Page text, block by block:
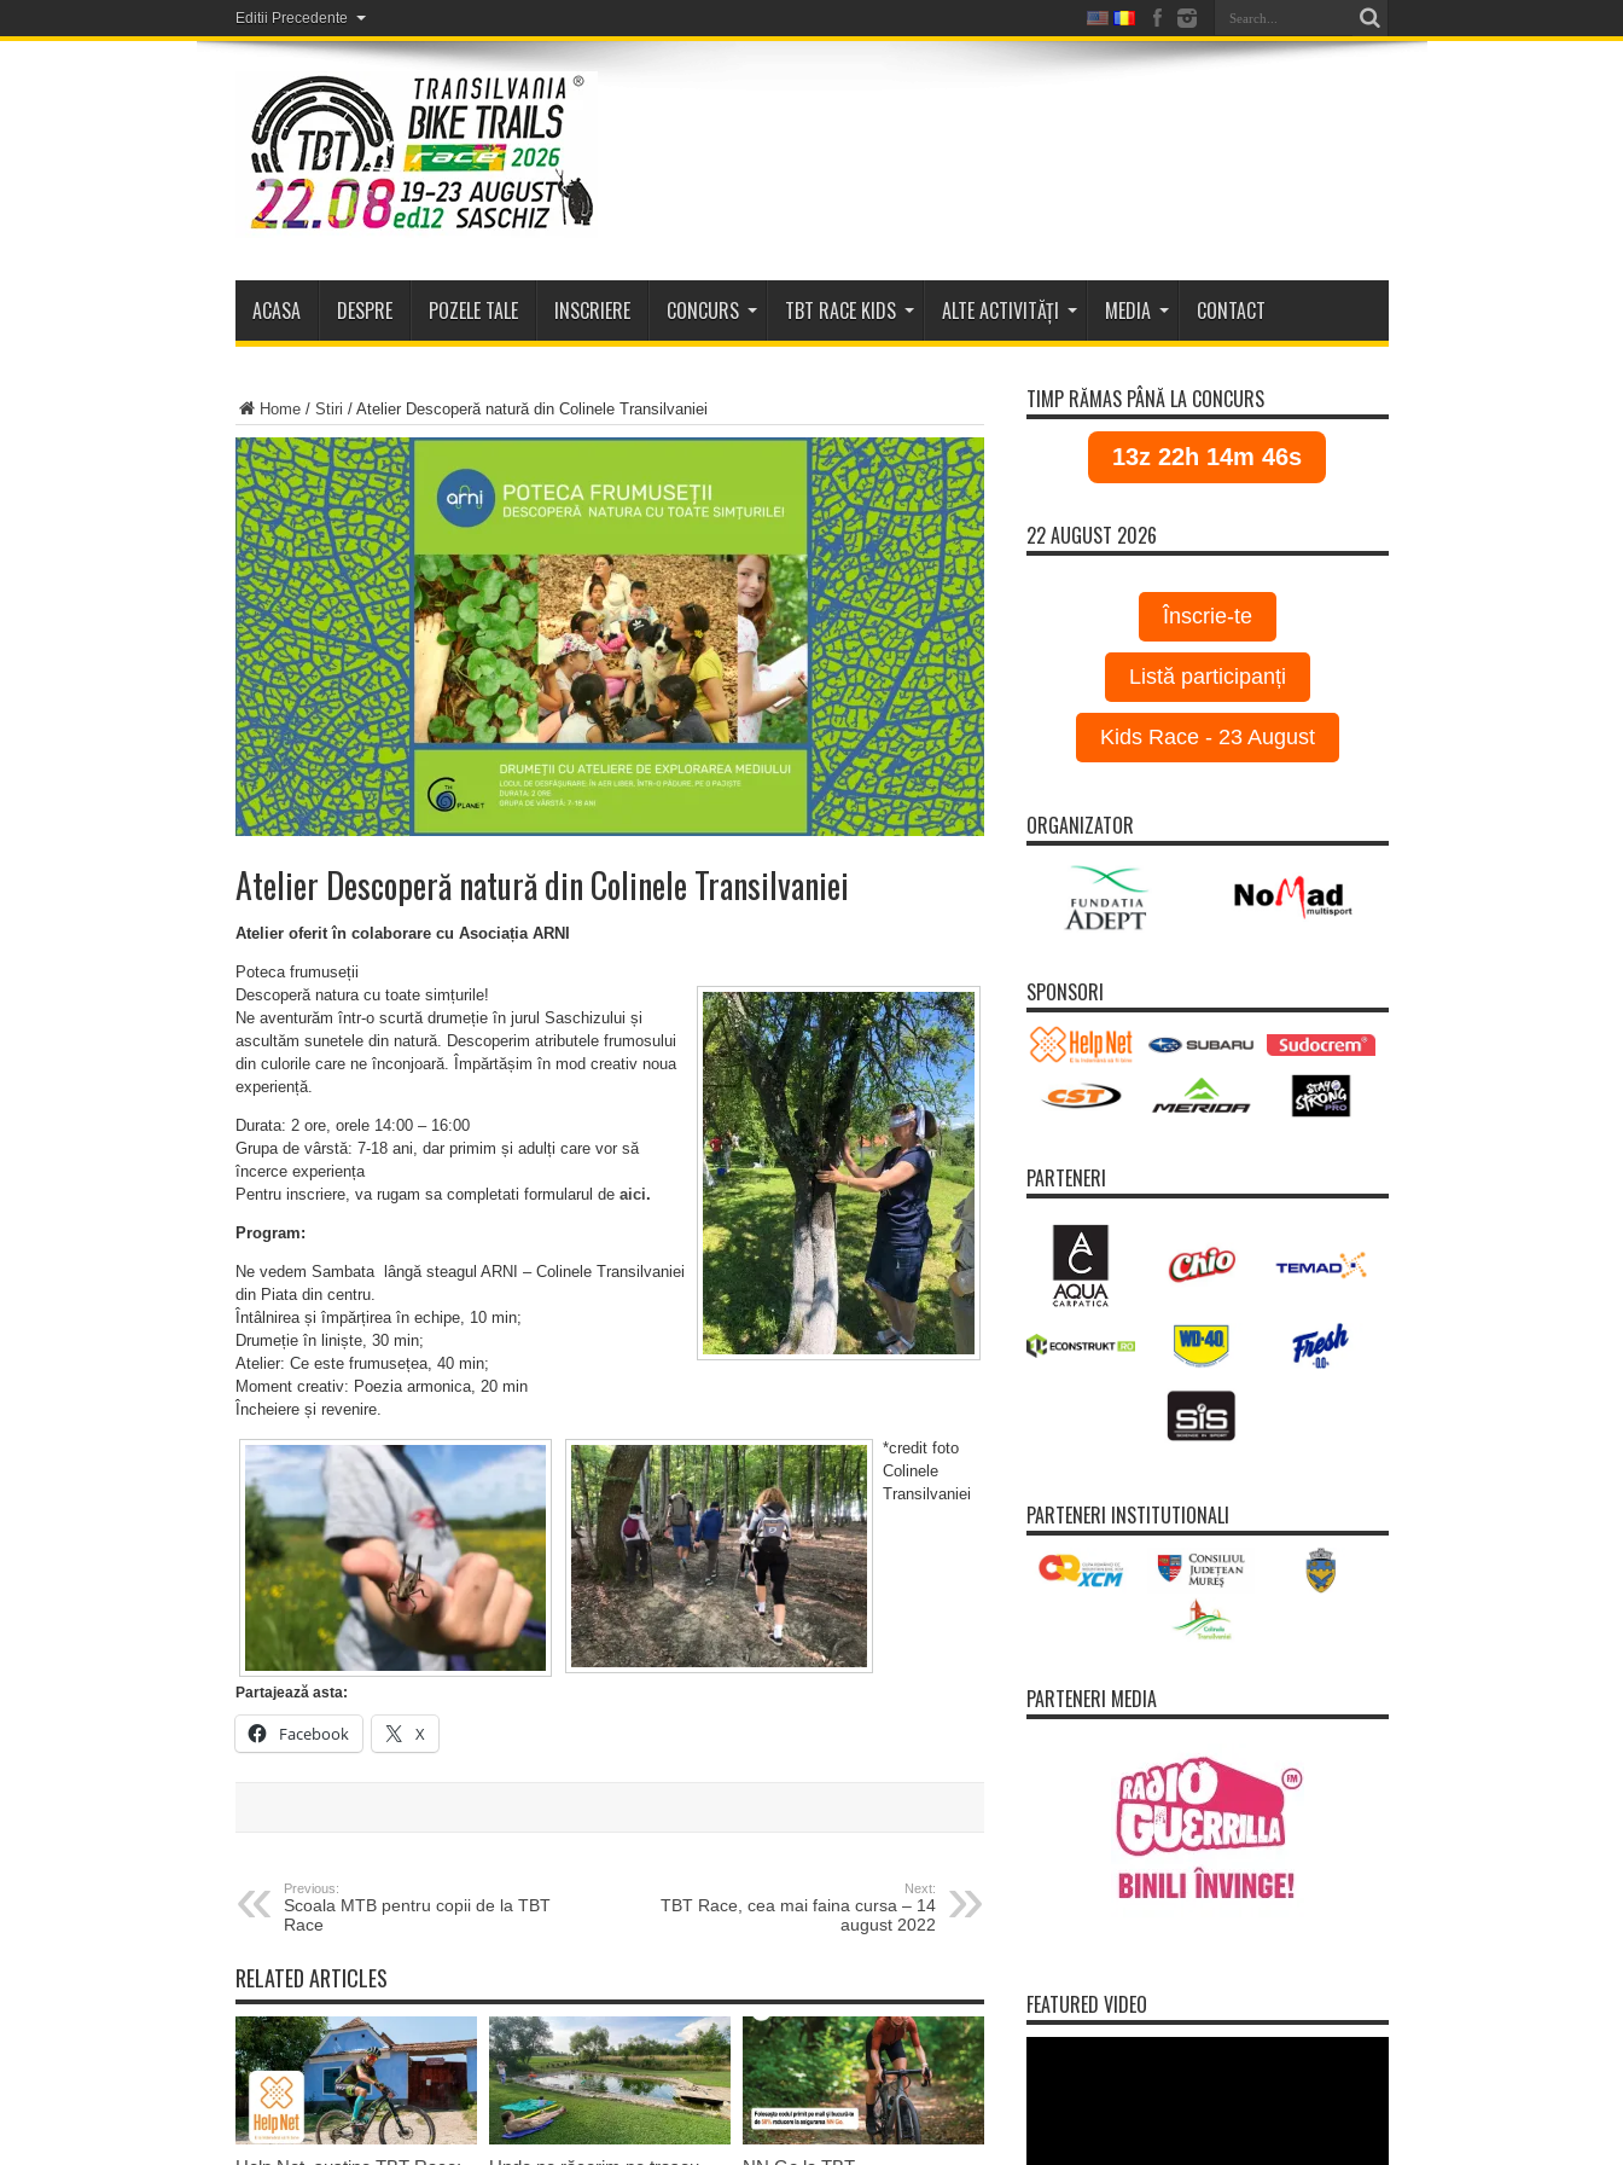
Editii Precedente
ACASA DESPRE POZELE TALE INSCRIERE CONCURS TBT RACE KIDS ALTE ACTIVITĂȚI MEDIA CONTACT
Home/ Stiri / Atelier Descoperă natură din Colinele Transilvaniei
Atelier Descoperă natură din Colinele Transilvaniei
Atelier oferit în colaborare cu Asociația ARNI
Poteca frumuseții
Descoperă natura cu toate simțurile!
Ne aventurăm într-o scurtă drumeție în jurul Saschizului și
ascultăm sunetele din natură. Descoperim atributele frumosului
din culorile care ne înconjoară. Împărtășim în mod creativ noua
experiență.
Durata: 2 ore, orele 14:00 – 16:00
Grupa de vârstă: 7-18 ani, dar primim și adulți care vor să
încerce experiența
Pentru inscriere, va rugam sa completati formularul de aici.
Program:
Ne vedem Sambata lângă steagul ARNI – Colinele Transilvaniei
din Piata din centru.
Întâlnirea și împărțirea în echipe, 10 min;
Drumeție în liniște, 30 min;
Atelier: Ce este frumusețea, 40 min;
Moment creativ: Poezia armonica, 20 min
Încheiere și revenire.
*credit foto
Colinele
Transilvaniei
Partajează asta:
Facebook X
Previous:
Scoala MTB pentru copii de la TBT
Race
Next:
TBT Race, cea mai faina cursa – 14
august 2022
RELATED ARTICLES
TIMP RĂMAS PÂNĂ LA CONCURS
13z 22h 14m 46s
22 AUGUST 2026
Înscrie-te
Listă participanți
Kids Race - 23 August
ORGANIZATOR
SPONSORI
PARTENERI
PARTENERI INSTITUTIONALI
PARTENERI MEDIA
FEATURED VIDEO